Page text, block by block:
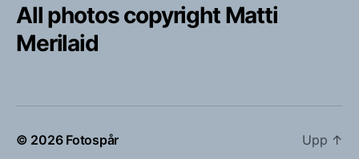
All photos copyright Matti
Merilaid
© 2026 Fotospår Upp ↑